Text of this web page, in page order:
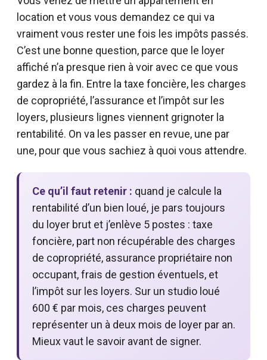
location et vous vous demandez ce qui va
vraiment vous rester une fois les impôts passés.
C’est une bonne question, parce que le loyer
affiché n’a presque rien à voir avec ce que vous
gardez à la fin. Entre la taxe foncière, les charges
de copropriété, l’assurance et l’impôt sur les
loyers, plusieurs lignes viennent grignoter la
rentabilité. On va les passer en revue, une par
une, pour que vous sachiez à quoi vous attendre.
Ce qu’il faut retenir : quand je calcule la
rentabilité d’un bien loué, je pars toujours
du loyer brut et j’enlève 5 postes : taxe
foncière, part non récupérable des charges
de copropriété, assurance propriétaire non
occupant, frais de gestion éventuels, et
l’impôt sur les loyers. Sur un studio loué
600 € par mois, ces charges peuvent
représenter un à deux mois de loyer par an.
Mieux vaut le savoir avant de signer.